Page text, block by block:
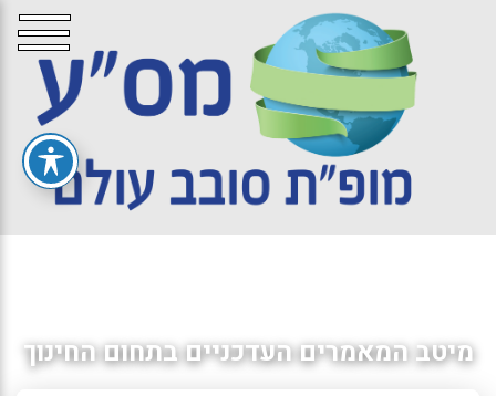
מיטב המאמרים העדכניים בתחום החינוך